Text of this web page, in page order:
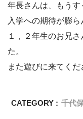
年長さんは、もうす
入学への期待が膨ら
１，２年生のお兄
た。
また遊びに来てくだ
CATEGORY : 千代